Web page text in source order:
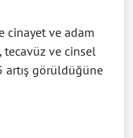
cinayet ve adam
tecavüz ve cinsel
artış görüldüğüne